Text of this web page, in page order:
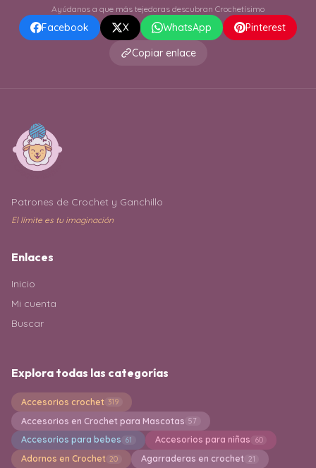
Ayúdanos a que más tejedoras descubran Crochetísimo
Facebook X WhatsApp
Pinterest
Copiar enlace
Patrones de Crochet y Ganchillo
El límite es tu imaginación
Enlaces
Inicio
Mi cuenta
Buscar
Explora todas las categorías
Accesorios crochet 319
Accesorios en Crochet para Mascotas 57
Accesorios para bebes 61 Accesorios para niñas 60
Adornos en Crochet 20 Agarraderas en crochet 21